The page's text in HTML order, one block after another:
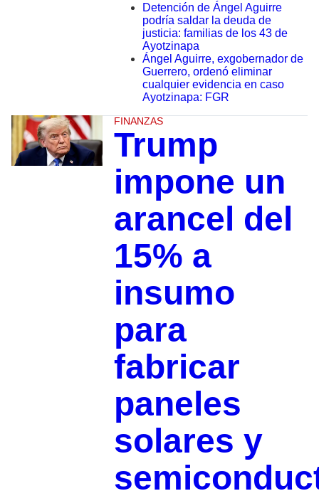
Detención de Ángel Aguirre
podría saldar la deuda de
justicia: familias de los 43 de
Ayotzinapa
Ángel Aguirre, exgobernador de
Guerrero, ordenó eliminar
cualquier evidencia en caso
Ayotzinapa: FGR
FINANZAS
Trump
impone un
arancel del
15% a
insumo
para
fabricar
paneles
solares y